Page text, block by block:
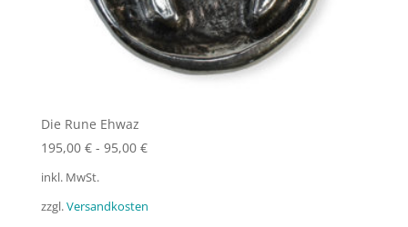
Die Rune Ehwaz
195,00 €- 95,00 €
inkl. MwSt.
zzgl.Versandkosten